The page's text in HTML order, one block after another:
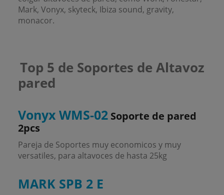
Mark, Vonyx, skyteck, Ibiza sound, gravity,
monacor.
Top 5 de Soportes de Altavoz
pared
Vonyx WMS-02 Soporte de pared
2pcs
Pareja de Soportes muy economicos y muy
versatiles, para altavoces de hasta 25kg
MARK SPB 2 E